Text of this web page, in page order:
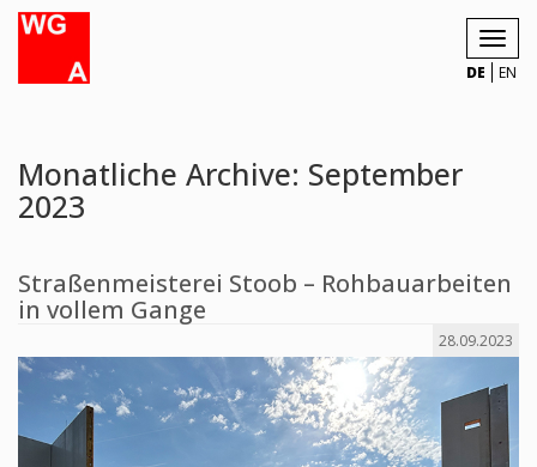
DE EN
Monatliche Archive: September
2023
Straßenmeisterei Stoob – Rohbauarbeiten
in vollem Gange
28.09.2023